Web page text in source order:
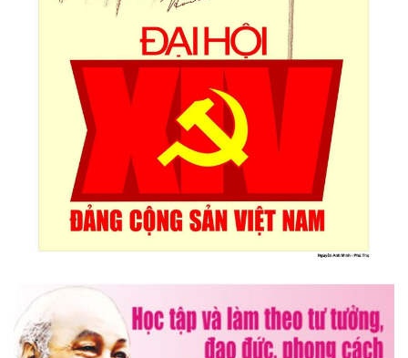
Triển lãm Mỹ thuật khu vực V Nam miền Trung và Tây nguyên
Lễ hội sầu riêng Đắk Lắk 2026 quy mô khủng với 17 hoạt
động đặc sắc